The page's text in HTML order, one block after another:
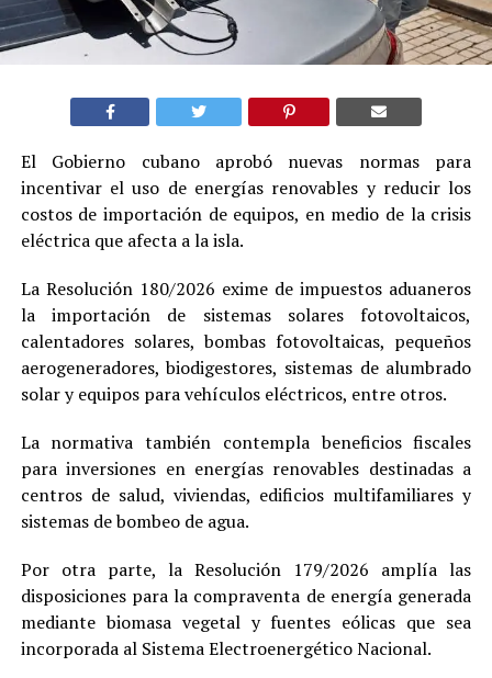
El Gobierno cubano aprobó nuevas normas para
incentivar el uso de energías renovables y reducir los
costos de importación de equipos, en medio de la crisis
eléctrica que afecta a la isla.
La Resolución 180/2026 exime de impuestos aduaneros
la importación de sistemas solares fotovoltaicos,
calentadores solares, bombas fotovoltaicas, pequeños
aerogeneradores, biodigestores, sistemas de alumbrado
solar y equipos para vehículos eléctricos, entre otros.
La normativa también contempla beneficios fiscales
para inversiones en energías renovables destinadas a
centros de salud, viviendas, edificios multifamiliares y
sistemas de bombeo de agua.
Por otra parte, la Resolución 179/2026 amplía las
disposiciones para la compraventa de energía generada
mediante biomasa vegetal y fuentes eólicas que sea
incorporada al Sistema Electroenergético Nacional.